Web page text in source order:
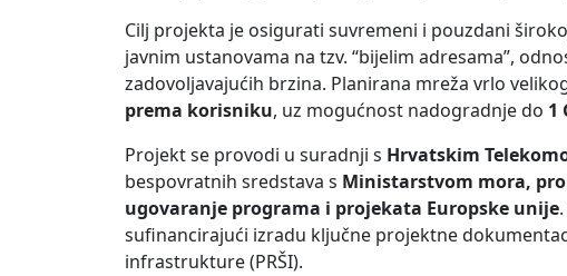
Cilj projekta je osigurati suvremeni i pouzdani
javnim ustanovama na tzv. “bijelim adresama”,
zadovoljavajućih brzina. Planirana mreža vrlo
prema korisniku, uz mogućnost nadogradnje do 1
Projekt se provodi u suradnji s Hrvatskim
bespovratnih sredstava s Ministarstvom mora,
ugovaranje programa i projekata Europske unije
sufinancirajući izradu ključne projektne
infrastrukture (PRŠI).